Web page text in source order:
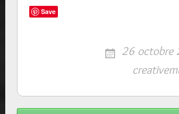
Save
26 octobre